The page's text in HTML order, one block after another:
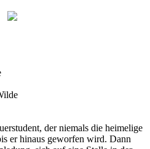
der niemals die heimelige
er hinaus geworfen wird. Dann